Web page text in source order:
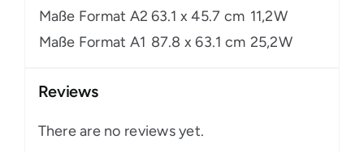
Maße Format A2 63.1 x 45.7 cm 11,2W
Maße Format A1 87.8 x 63.1 cm 25,2W
Reviews
There are no reviews yet.